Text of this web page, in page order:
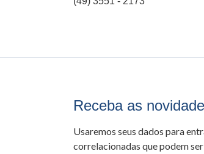
Receba as
Usaremos seus dados para
correlacionadas que podem